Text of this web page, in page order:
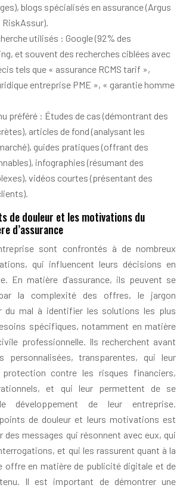
blogs spécialisés en assurance (Argus
RiskAssur).
utilisés : Google (92% des
et souvent des recherches ciblées avec
tels que « assurance RCMS tarif »,
entreprise PME », « garantie homme
préféré : Études de cas (démontrant des
articles de fond (analysant les
guides pratiques (offrant des
infographies (résumant des
vidéos courtes (présentant des
de douleur et les motivations du
d’assurance
sont confrontés à de nombreux
qui influencent leurs décisions en
En matière d’assurance, ils peuvent se
la complexité des offres, le jargon
du mal à identifier les solutions les plus
spécifiques, notamment en matière
professionnelle. Ils recherchent avant
transparentes, qui leur
contre les risques financiers,
et qui leur permettent de se
développement de leur entreprise.
de douleur et leurs motivations est
des messages qui résonnent avec eux, qui
et qui les rassurent quant à la
offre en matière de publicité digitale et de
Il est important de démontrer une